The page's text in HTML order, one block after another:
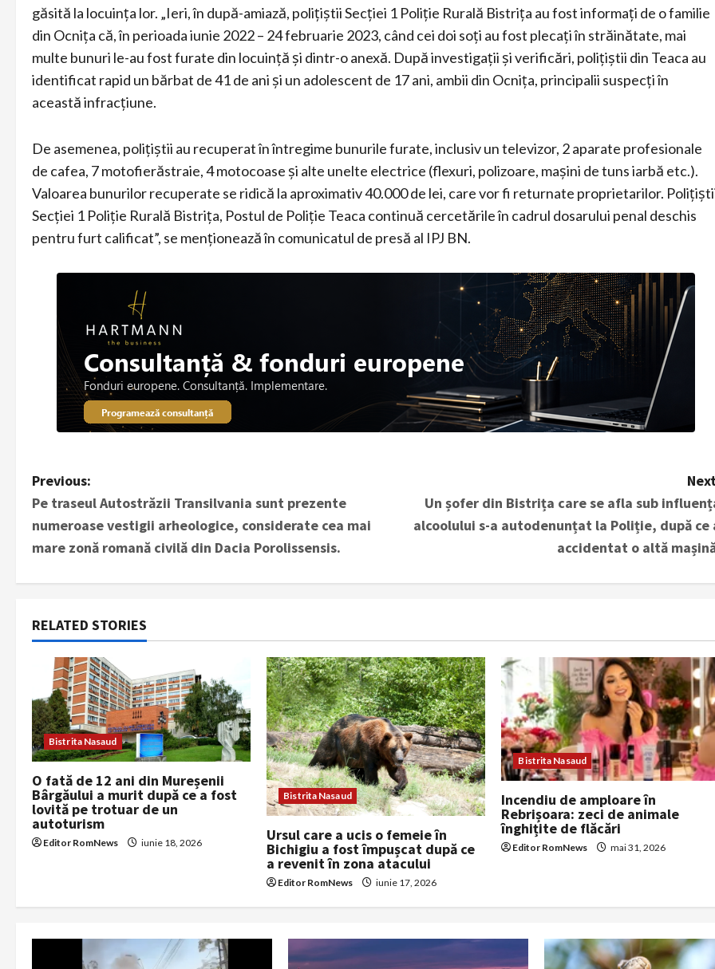
găsită la locuința lor. „Ieri, în după-amiază, polițiștii Secției 1 Poliție Rurală Bistrița au fost informați de o familie
din Ocnița că, în perioada iunie 2022 – 24 februarie 2023, când cei doi soți au fost plecați în străinătate, mai
multe bunuri le-au fost furate din locuință și dintr-o anexă. După investigații și verificări, polițiștii din Teaca au
identificat rapid un bărbat de 41 de ani și un adolescent de 17 ani, ambii din Ocnița, principalii suspecți în
această infracțiune.
De asemenea, polițiștii au recuperat în întregime bunurile furate, inclusiv un televizor, 2 aparate profesionale
de cafea, 7 motofierăstraie, 4 motocoase și alte unelte electrice (flexuri, polizoare, mașini de tuns iarbă etc.).
Valoarea bunurilor recuperate se ridică la aproximativ 40.000 de lei, care vor fi returnate proprietarilor.
Secției 1 Poliție Rurală Bistrița, Postul de Poliție Teaca continuă cercetările în cadrul dosarului penal deschis
pentru furt calificat”, se menționează în comunicatul de presă al IPJ BN.
P
o
s
t
n
i
g
a
t
i
Previous:
Pe traseul Autostrăzii Transilvania sunt prezente
numeroase vestigii arheologice, considerate cea mai
mare zonă romană civilă din Dacia Porolissensis.
Un șofer din Bistrița care se afla sub
alcoolului s-a autodenunțat la Poliție, după ce
accidentat o altă
RELATED STORIES
Bistrita Nasaud
O fată de 12 ani din Mureșenii
Bârgăului a murit după ce a fost
lovită pe trotuar de un
autoturism
Editor RomNews iunie 18, 2026
Bistrita Nasaud
Ursul care a ucis o femeie în
Bichigiu a fost împușcat după ce
a revenit în zona atacului
Editor RomNews iunie 17, 2026
Bistrita Nasaud
Incendiu de amploare în
Rebrișoara: zeci de animale
înghițite de flăcări
Editor RomNews mai 31, 2026